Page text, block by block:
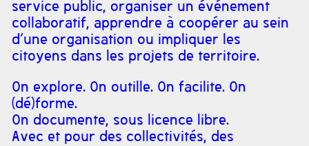
service public, organiser un événement
collaboratif, apprendre à coopérer au sein
d’une organisation ou impliquer les
citoyens dans les projets de territoire.
On explore. On outille. On facilite. On
(dé)forme.
On documente, sous licence libre.
Avec et pour des collectivités, des